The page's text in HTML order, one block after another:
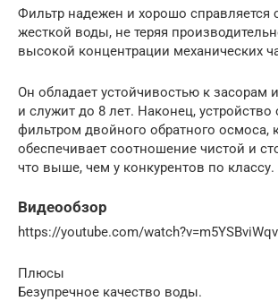
Фильтр надежен и хорошо справляется
жесткой воды, не теряя
высокой концентрации механических
Он обладает устойчивостью к засорам
и служит до 8 лет. Наконец,
фильтром двойного обратного осмоса,
обеспечивает соотношение чистой и
что выше, чем у конкурентов по классу.
Видеообзор
https://youtube.com/
Плюсы
Безупречное качество воды.